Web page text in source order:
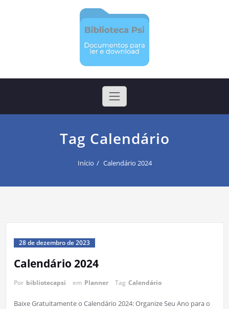
Biblioteca Psi
Arquivos para ler e realizar download
Tag Calendário
Início Calendário 2024
28 de dezembro de 2023
Calendário 2024
Por bibliotecapsi em Planner Tag Calendário
Baixe Gratuitamente o Calendário 2024: Organize Seu Ano para o